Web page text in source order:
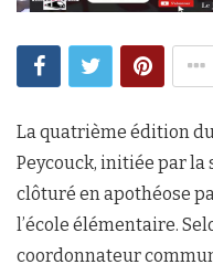
La quatrième édition
Peycouck, initiée par la
clôturé en apothéose
l’école élémentaire.
coordonnateur